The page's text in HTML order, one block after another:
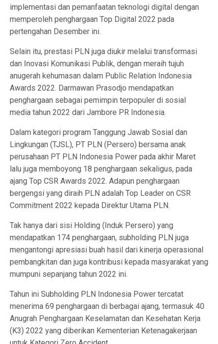
implementasi dan pemanfaatan teknologi digital dengan
memperoleh penghargaan Top Digital 2022 pada
pertengahan Desember ini.
Selain itu, prestasi PLN juga diukir melalui transformasi
dan Inovasi Komunikasi Publik, dengan meraih tujuh
anugerah kehumasan dalam Public Relation Indonesia
Awards 2022. Darmawan Prasodjo mendapatkan
penghargaan sebagai pemimpin terpopuler di sosial
media tahun 2022 dari Jambore PR Indonesia.
Dalam kategori program Tanggung Jawab Sosial dan
Lingkungan (TJSL), PT PLN (Persero) bersama anak
perusahaan PT PLN Indonesia Power pada akhir Maret
lalu juga memboyong 18 penghargaan sekaligus, pada
ajang Top CSR Awards 2022. Adapun penghargaan
bergengsi yang diraih PLN adalah Top Leader on CSR
Commitment 2022 kepada Direktur Utama PLN.
Tak hanya dari sisi Holding (Induk Persero) yang
mendapatkan 174 penghargaan, subholding PLN juga
mengantongi apresiasi buah hasil dari kinerja operasional
pembangkitan dan juga kontribusi kepada masyarakat yang
mumpuni sepanjang tahun 2022 ini.
Tahun ini Subholding PLN Indonesia Power tercatat
menerima 69 penghargaan di berbagai ajang, termasuk 40
Anugrah Penghargaan Keselamatan dan Kesehatan Kerja
(K3) 2022 yang diberikan Kementerian Ketenagakerjaan